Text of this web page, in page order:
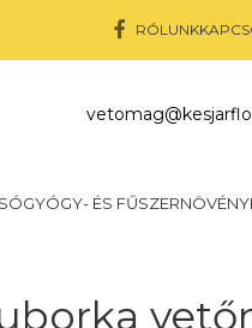
RÓLUNK
GYÓGY- ÉS